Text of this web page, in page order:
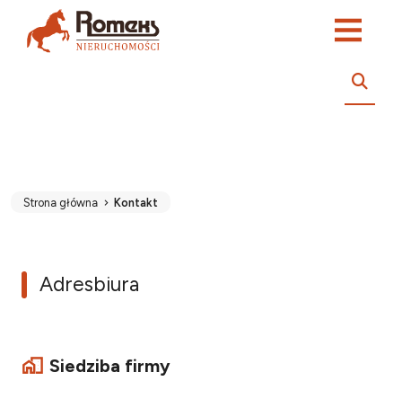
Strona główna Kontakt
Adresbiura
Siedziba firmy